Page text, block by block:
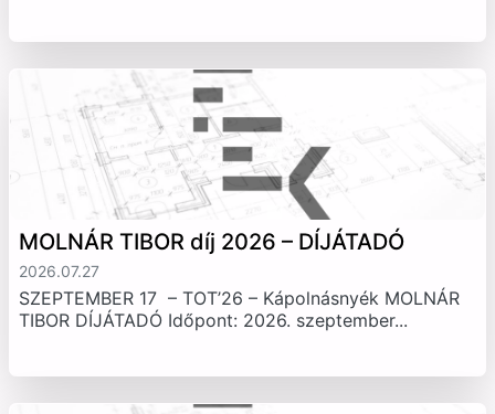
MOLNÁR TIBOR díj 2026 – DÍJÁTADÓ
2026.07.27
SZEPTEMBER 17 – TOT’26 – Kápolnásnyék MOLNÁR
TIBOR DÍJÁTADÓ Időpont: 2026. szeptember...